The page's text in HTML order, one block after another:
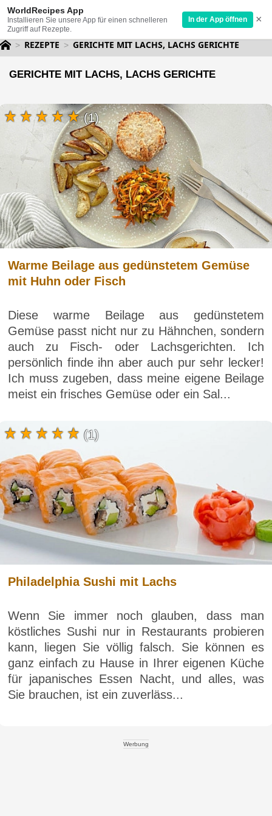
WorldRecipes App
Installieren Sie unsere App für einen schnelleren
Zugriff auf Rezepte.
In der App öffnen ×
REZEPTE GERICHTE MIT LACHS, LACHS GERICHTE
GERICHTE MIT LACHS, LACHS GERICHTE
Warme Beilage aus gedünstetem Gemüse
mit Huhn oder Fisch
Diese warme Beilage aus gedünstetem
Gemüse passt nicht nur zu Hähnchen, sondern
auch zu Fisch- oder Lachsgerichten. Ich
persönlich finde ihn aber auch pur sehr lecker!
Ich muss zugeben, dass meine eigene Beilage
meist ein frisches Gemüse oder ein Sal...
(1)
Philadelphia Sushi mit Lachs
Wenn Sie immer noch glauben, dass man
köstliches Sushi nur in Restaurants probieren
kann, liegen Sie völlig falsch. Sie können es
ganz einfach zu Hause in Ihrer eigenen Küche
für japanisches Essen Nacht, und alles, was
Sie brauchen, ist ein zuverläss...
(1)
Werbung